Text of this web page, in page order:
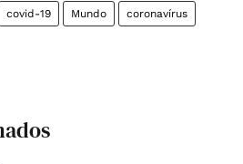
covid-19 Mundo coronavírus